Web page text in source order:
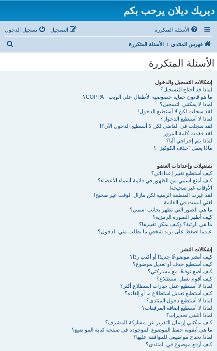
ديريك ديلان يرحب بكم
الأسئلة المتكررة تسجيل الدخول التسجيل
فهرس المنتدى الأسئلة المتكررة
الأسئلة المتكررة
إشكالات التسجيل والدخول
لماذا قد أحتاج للتسجيل؟
ما هو قانون حماية خصوصية الأطفال على الويب - COPPA؟
لماذا لا يمكنني التسجيل؟
لقد سجلت لكن لا أستطيع الدخول!
لماذا لا أستطيع الدخول؟
لقد سجلت في الماضي لكن لا أستطيع الدخول الآن؟!
لقد فقدت كلمة المرور!
لماذا يتم إخراجي آليا؟
ماذا يعمل ”حذف الكوكيز“ ؟
تفضيلات وإعدادات العضو
كيف أستطيع تغيير إعداداتي؟
كيف أمنع اسمي من الظهور في قائمة أسماء الأعضاء؟
الأوقات غير صحيحة!
لقد غيرت المنطقة الزمنية لكن مازال الوقت غير صحيح!
لغتي ليست في القائمة!
ما هي الصور التي تظهر بجانب اسمي؟
كيف أظهر الصورة الرمزية؟
ما هي الرتبة؟ وكيف يمكن تغييرها؟
عندما اضغط على بريد شخص ما يطلب مني الدخول؟
إشكالات النشر
كيف أنشر موضوعًا جديدًا أو أكتب ردًا؟
كيف أستطيع حذف أو تعديل موضوع؟
كيف أضع توقيعًا مع مشاركتي؟
كيف أقوم بعمل استطلاع؟
لماذا لا أستطيع عمل خيارات استطلاع أكثر؟
كيف أستطيع تعديل استطلاع ما أو إلغاءه؟
لماذا لا أستطيع دخول المنتدى؟
لماذا لا أستطيع إضافة المرفقات؟
لماذا أتلقى تحذيرات؟
كيف يمكنني إرسال التقرير عن مشاركة للمشرف؟
ما هي أيقونة حفظ الموضوع الموجودة في صفحة كتابة المواضيع؟
لماذا تحتاج مواضيعي للموافقة عليها؟
كيف أرفع موضوع في المنتدى؟